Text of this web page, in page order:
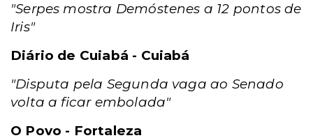
"Serpes mostra Demóstenes a 12 pontos de
Iris"
Diário de Cuiabá - Cuiabá
"Disputa pela Segunda vaga ao Senado
volta a ficar embolada"
O Povo - Fortaleza